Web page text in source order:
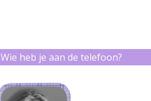
Wie heb je aan de telefoon?